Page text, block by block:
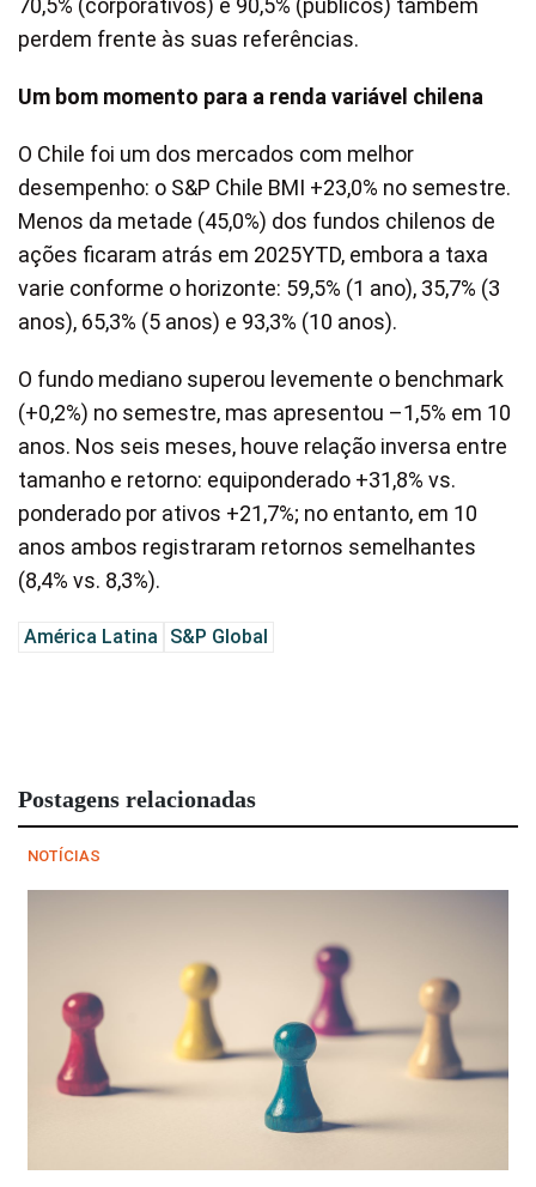
70,5% (corporativos) e 90,5% (públicos) também
perdem frente às suas referências.
Um bom momento para a renda variável chilena
O Chile foi um dos mercados com melhor
desempenho: o S&P Chile BMI +23,0% no semestre.
Menos da metade (45,0%) dos fundos chilenos de
ações ficaram atrás em 2025YTD, embora a taxa
varie conforme o horizonte: 59,5% (1 ano), 35,7% (3
anos), 65,3% (5 anos) e 93,3% (10 anos).
O fundo mediano superou levemente o benchmark
(+0,2%) no semestre, mas apresentou –1,5% em 10
anos. Nos seis meses, houve relação inversa entre
tamanho e retorno: equiponderado +31,8% vs.
ponderado por ativos +21,7%; no entanto, em 10
anos ambos registraram retornos semelhantes
(8,4% vs. 8,3%).
América Latina S&P Global
Postagens relacionadas
NOTÍCIAS